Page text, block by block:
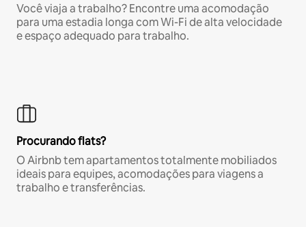
Você viaja a trabalho? Encontre uma acomodação
para uma estadia longa com Wi-Fi de alta velocidade
e espaço adequado para trabalho.
Procurando flats?
O Airbnb tem apartamentos totalmente mobiliados
ideais para equipes, acomodações para viagens a
trabalho e transferências.